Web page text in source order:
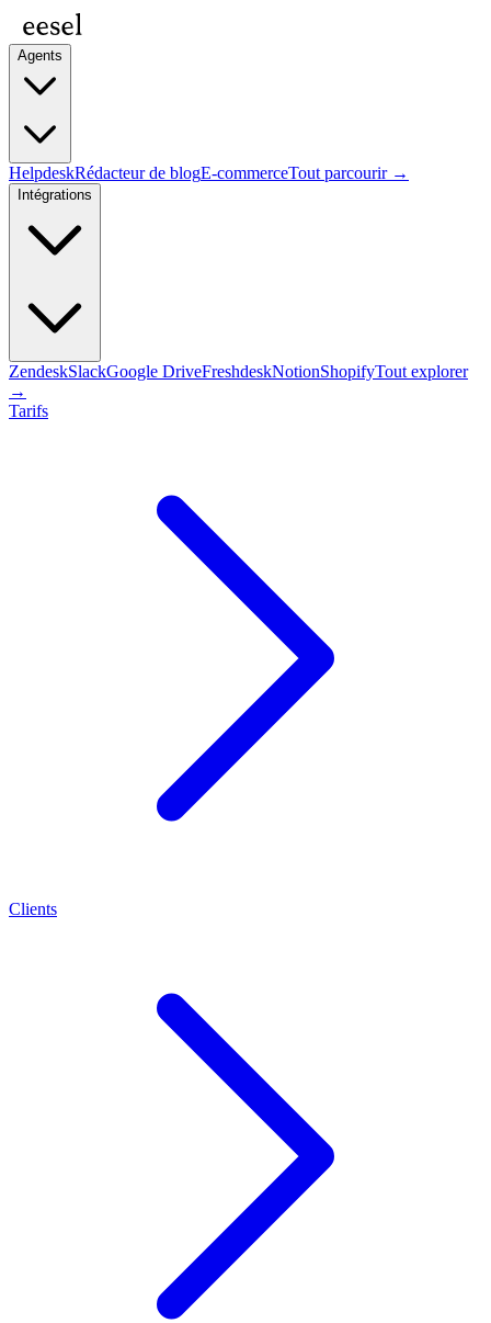
Agents
HelpdeskRédacteur de blogE-commerceTout parcourir →
Intégrations
ZendeskSlackGoogle DriveFreshdeskNotionShopifyTout explorer
→
Tarifs
Clients